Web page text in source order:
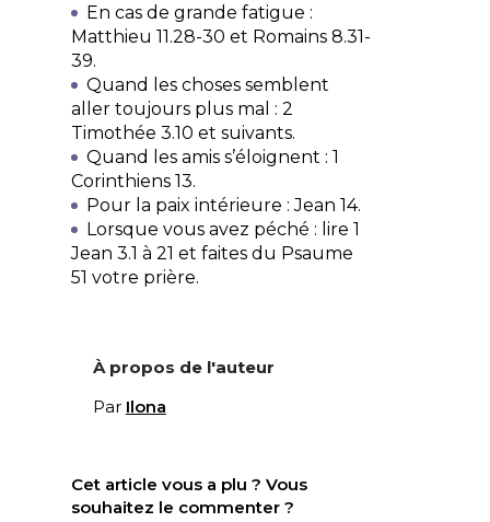
En cas de grande fatigue :
Matthieu 11.28-30 et Romains 8.31-
39.
Quand les choses semblent
aller toujours plus mal : 2
Timothée 3.10 et suivants.
Quand les amis s’éloignent : 1
Corinthiens 13.
Pour la paix intérieure : Jean 14.
Lorsque vous avez péché : lire 1
Jean 3.1 à 21 et faites du Psaume
51 votre prière.
À propos de l'auteur
Par Ilona
Cet article vous a plu ? Vous
souhaitez le commenter ?